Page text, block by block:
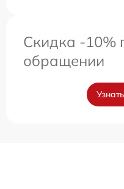
Скидка -10%
обращении